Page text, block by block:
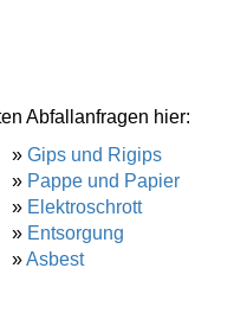
Abfallanfragen hier:
» Gips und Rigips
» Pappe und Papier
» Elektroschrott
» Entsorgung
»Asbest